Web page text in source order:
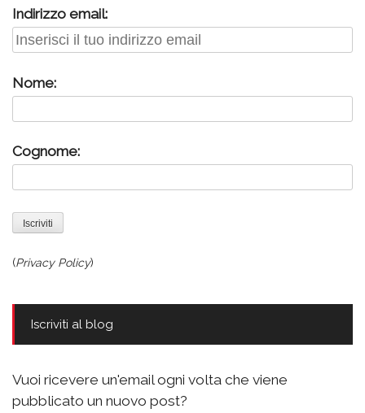
Indirizzo email:
Nome:
Cognome:
(Privacy Policy)
Iscriviti al blog
Vuoi ricevere un'email ogni volta che viene
pubblicato un nuovo post?